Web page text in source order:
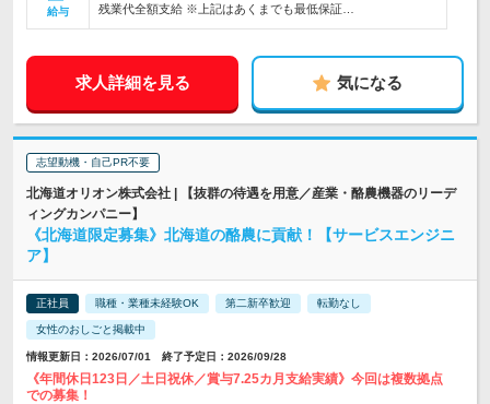
給与
残業代全額支給 ※上記はあくまでも最低保証…
求人詳細を見る 気になる
志望動機・自己PR不要
北海道オリオン株式会社 | 【抜群の待遇を用意／産業・酪農機器のリーデ
ィングカンパニー】
《北海道限定募集》北海道の酪農に貢献！【サービスエンジニ
ア】
正社員 職種・業種未経験OK 第二新卒歓迎 転勤なし
女性のおしごと掲載中
情報更新日：2026/07/01 終了予定日：2026/09/28
《年間休日123日／土日祝休／賞与7.25カ月支給実績》今回は複数拠点
での募集！